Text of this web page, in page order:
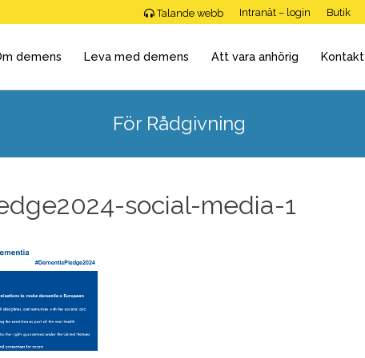
Talande webb Intranät – login Butik
demens Leva med demens Att vara anhörig Kontakt
För Rådgivning
social-media-1